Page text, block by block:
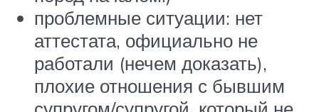
проблемные ситуации: нет
аттестата, официально не
работали (нечем доказать),
плохие отношения с бывшим